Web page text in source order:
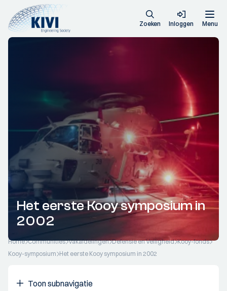
Zoeken Inloggen Menu
Het eerste Kooy symposium in
2002
Home Communities Vakafdelingen Defensie en Veiligheid Kooy-fonds
Kooy-symposium Het eerste Kooy symposium in 2002
Toon subnavigatie